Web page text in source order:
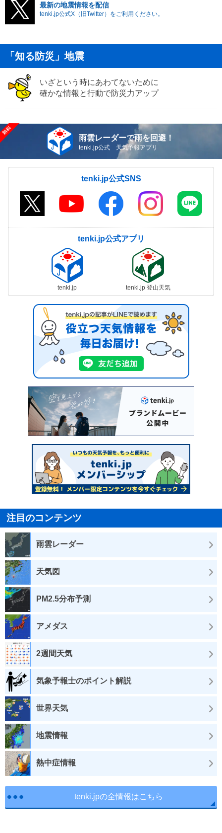
最新の地震情報を配信
tenki.jp公式X（旧Twitter）をご利用ください。
「知る防災」地震
いざという時にあわてないために
確かな情報と行動で防災力アップ
雨雲レーダーで雨を回避！
tenki.jp公式 天気予報アプリ
tenki.jp公式SNS
tenki.jp公式アプリ
tenki.jp tenki.jp 登山天気
注目のコンテンツ
雨雲レーダー
天気図
PM2.5分布予測
アメダス
2週間天気
気象予報士のポイント解説
世界天気
地震情報
熱中症情報
tenki.jpの全情報はこちら